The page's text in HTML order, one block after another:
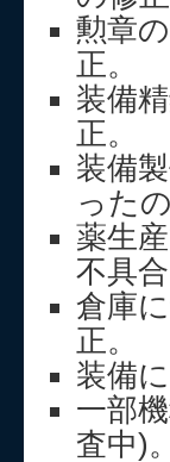
勲章
正。
装備
正。
装備
った
薬生
不具合
倉庫
正。
装備
一部
査中)。